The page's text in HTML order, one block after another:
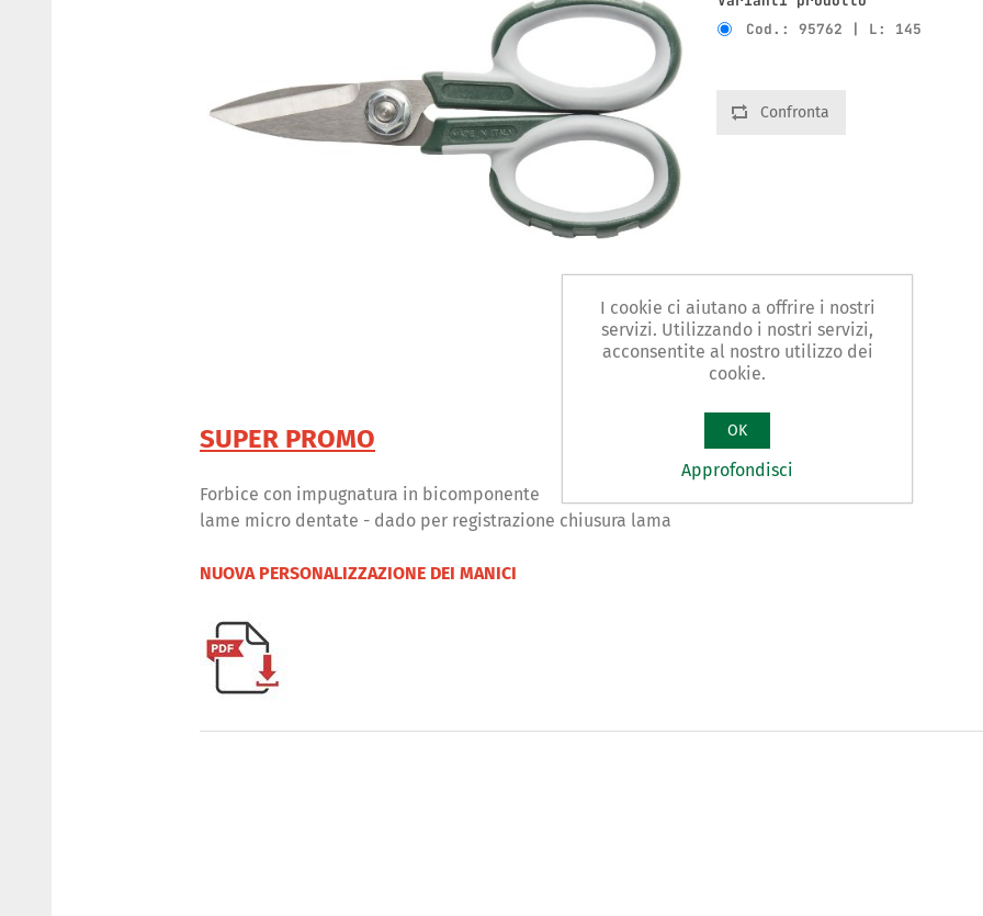
Cod.: 95762 | L: 145
Confronta
SUPER PROMO
Forbice con impugnatura in bicomponente
lame micro dentate - dado per registrazione chiusura lama
NUOVA PERSONALIZZAZIONE DEI MANICI
I cookie ci aiutano a offrire i nostri
servizi. Utilizzando i nostri servizi,
acconsentite al nostro utilizzo dei
cookie.
OK
Approfondisci